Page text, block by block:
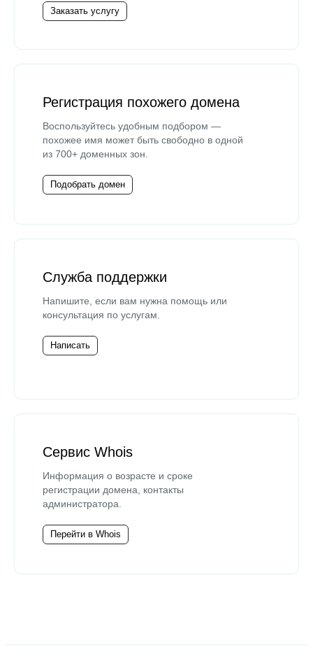
Заказать услугу
Регистрация похожего домена
Воспользуйтесь удобным подбором —
похожее имя может быть свободно в одной
из 700+ доменных зон.
Подобрать домен
Служба поддержки
Напишите, если вам нужна помощь или
консультация по услугам.
Написать
Сервис Whois
Информация о возрасте и сроке
регистрации домена, контакты
администратора.
Перейти в Whois